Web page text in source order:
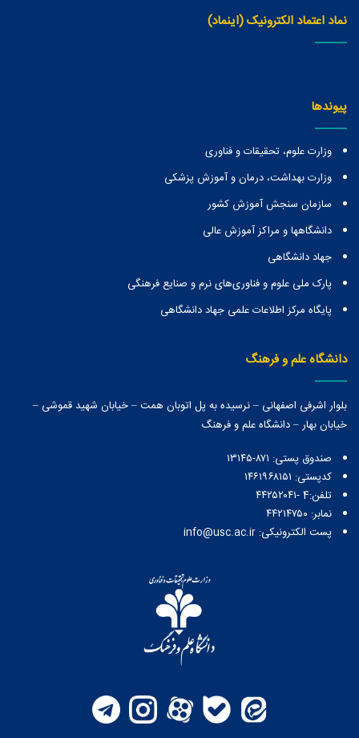
نماد اعتماد الکترونیک (اینماد)
پیوندها
وزارت علوم، تحقیقات و فناوری
وزارت بهداشت، درمان و آموزش پزشکی
سازمان سنجش آموزش کشور
دانشگاهها و مراكز آموزش عالی
جهاد دانشگاهی
پارک ملی علوم و فناوری‌های نرم و صنایع فرهنگی
پایگاه مرکز اطلاعات علمی جهاد دانشگاهی
دانشگاه علم و فرهنگ
بلوار اشرفی اصفهانی – نرسیده به پل اتوبان همت – خیابان شهید قموشی –
خیابان بهار – دانشگاه علم و فرهنگ
صندوق پستی:‌ ۸۷۱-۱۳۱۴۵
کدپستی: ۱۴۶۱۹۶۸۱۵۱
تلفن:4 -۴۴۲۵۲۰۴۱
نمابر: ۴۴۲۱۴۷۵۰
پست الکترونیکی: info@usc.ac.ir